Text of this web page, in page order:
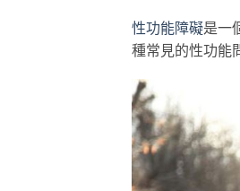
性功能障礙是一
種常見的性功能